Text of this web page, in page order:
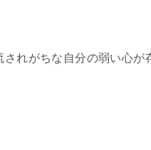
れがちな自分の弱い心が